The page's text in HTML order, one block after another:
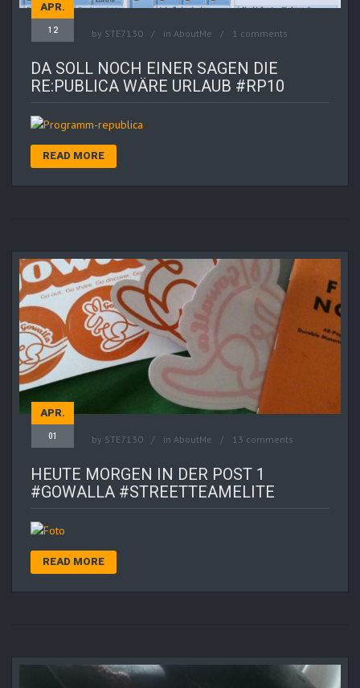
APR.
12 by STE7130 in AboutMe 1 comments
DA SOLL NOCH EINER SAGEN DIE
RE:PUBLICA WÄRE URLAUB #RP10
READ MORE
APR.
01 by STE7130 in AboutMe 13 comments
HEUTE MORGEN IN DER POST 1
#GOWALLA #STREETTEAMELITE
READ MORE